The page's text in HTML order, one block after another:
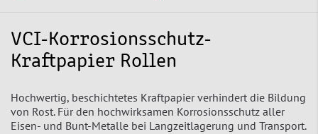
VCI-Korrosionsschutz-
Kraftpapier Rollen
Hochwertig, beschichtetes Kraftpapier verhindert die Bildung
von Rost. Für den hochwirksamen Korrosionsschutz aller
Eisen- und Bunt-Metalle bei Langzeitlagerung und Transport.